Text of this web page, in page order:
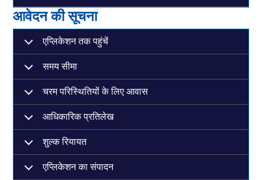
आवेदन की सूचना
एप्लिकेशन तक पहुंचें
समय सीमा
चरम परिस्थितियों के लिए आवास
आधिकारिक प्रतिलेख
शुल्क रियायत
एप्लिकेशन का संपादन